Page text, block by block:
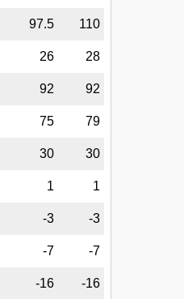
97.5 110
26 28
92 92
75 79
30 30
1 1
-3 -3
-7 -7
-16 -16